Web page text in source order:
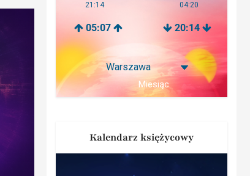
21:14
04:20
05:07 20:14
Miesiąc
Kalendarz księżycowy